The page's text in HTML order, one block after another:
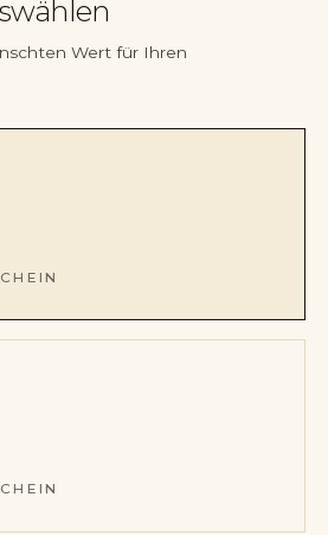
Wert für Ihren